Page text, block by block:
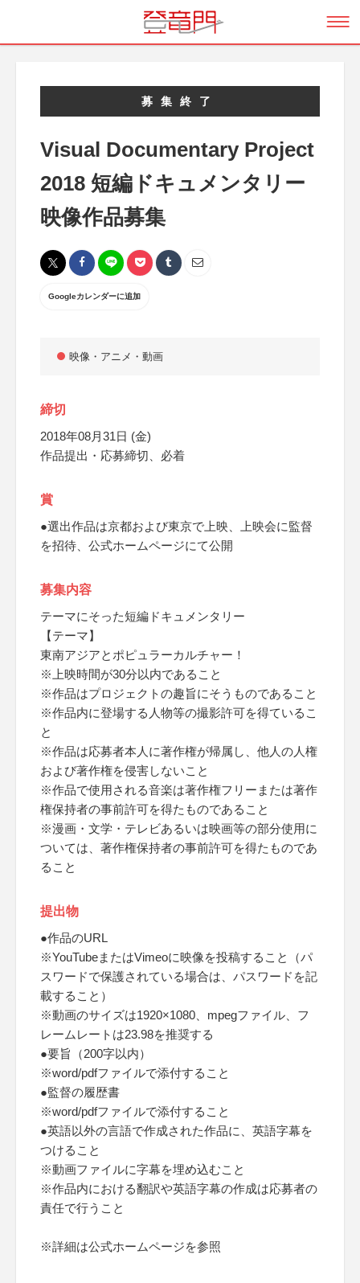
募集終了
Visual Documentary Project
2018 短編ドキュメンタリー
映像作品募集
Googleカレンダーに追加
映像・アニメ・動画
締切
2018年08月31日 (金)
作品提出・応募締切、必着
賞
●選出作品は京都および東京で上映、上映会に監督
を招待、公式ホームページにて公開
募集内容
テーマにそった短編ドキュメンタリー
【テーマ】
東南アジアとポピュラーカルチャー！
※上映時間が30分以内であること
※作品はプロジェクトの趣旨にそうものであること
※作品内に登場する人物等の撮影許可を得ているこ
と
※作品は応募者本人に著作権が帰属し、他人の人権
および著作権を侵害しないこと
※作品で使用される音楽は著作権フリーまたは著作
権保持者の事前許可を得たものであること
※漫画・文学・テレビあるいは映画等の部分使用に
ついては、著作権保持者の事前許可を得たものであ
ること
提出物
●作品のURL
※YouTubeまたはVimeoに映像を投稿すること（パ
スワードで保護されている場合は、パスワードを記
載すること）
※動画のサイズは1920×1080、mpegファイル、フ
レームレートは23.98を推奨する
●要旨（200字以内）
※word/pdfファイルで添付すること
●監督の履歴書
※word/pdfファイルで添付すること
●英語以外の言語で作成された作品に、英語字幕を
つけること
※動画ファイルに字幕を埋め込むこと
※作品内における翻訳や英語字幕の作成は応募者の
責任で行うこと
※詳細は公式ホームページを参照